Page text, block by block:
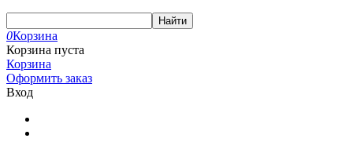
Найти
0Корзина
Корзина пуста
Корзина
Оформить заказ
Вход